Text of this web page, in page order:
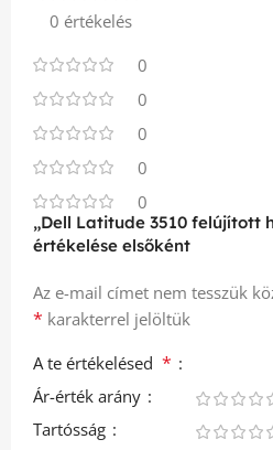
0 értékelés
0
0
0
0
0
„Dell Latitude 3510 felújított
értékelése elsőként
Az e-mail címet nem tesszük
* karakterrel jelöltük
A te értékelésed *
Ár-érték arány
Tartósság